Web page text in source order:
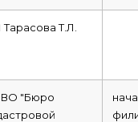
Т.Л.
ВО "Бюро